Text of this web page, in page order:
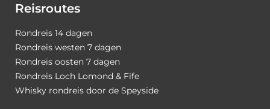
Reisroutes
Rondreis 14 dagen
Rondreis westen 7 dagen
Rondreis oosten 7 dagen
Rondreis Loch Lomond & Fife
Whisky rondreis door de Speyside